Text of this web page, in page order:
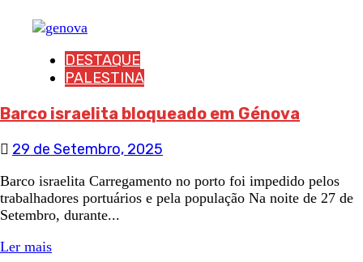
DESTAQUE
PALESTINA
Barco israelita bloqueado em Génova
29 de Setembro, 2025
Barco israelita Carregamento no porto foi impedido pelos
trabalhadores portuários e pela população Na noite de 27 de
Setembro, durante...
Ler mais